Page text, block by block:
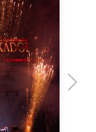
Next